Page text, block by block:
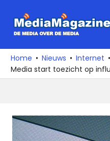
naar
media
over
de
Home Nieuws Internet
Media start toezicht op